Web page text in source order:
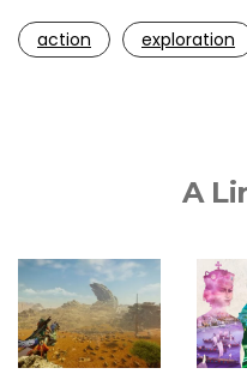
action exploration
A